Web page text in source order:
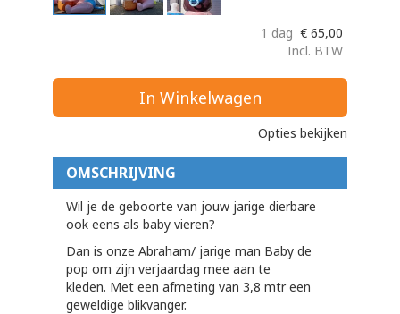
1 dag € 65,00
Incl. BTW
In Winkelwagen
Opties bekijken
OMSCHRIJVING
Wil je de geboorte van jouw jarige dierbare
ook eens als baby vieren?
Dan is onze Abraham/ jarige man Baby de
pop om zijn verjaardag mee aan te
kleden. Met een afmeting van 3,8 mtr een
geweldige blikvanger.